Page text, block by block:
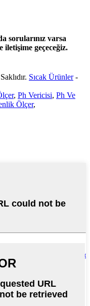
sorularınız varsa
iletişime geçeceğiz.
Sıcak Ürünler-
, Ph Vericisi, Ph Ve
Ölçer,